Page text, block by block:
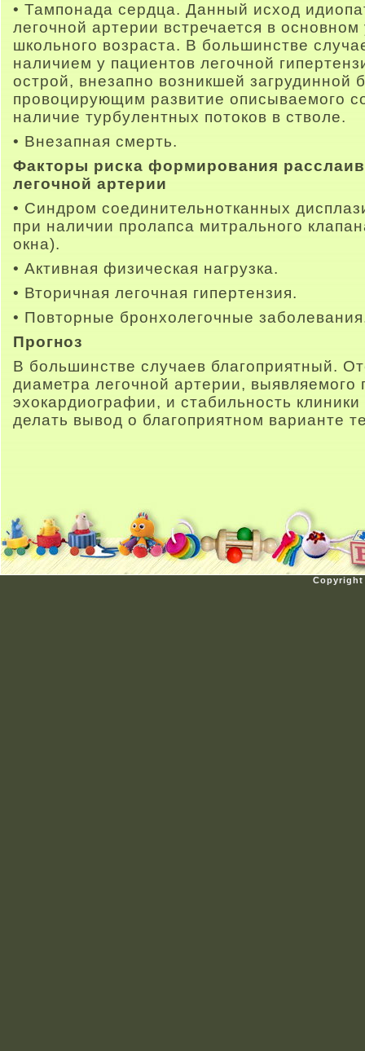
• Тампонада сердца. Данный исход
легочной артерии встречается в
школьного возраста. В большинстве
наличием у пациентов легочной
острой, внезапно возникшей загрудинной
провоцирующим развитие описываемого
наличие турбулентных потоков в стволе.
• Внезапная смерть.
Факторы риска формирования
легочной артерии
• Синдром соединительнотканных
при наличии пролапса митрального
окна).
• Активная физическая нагрузка.
• Вторичная легочная гипертензия.
• Повторные бронхолегочные
Прогноз
В большинстве случаев благоприятный.
диаметра легочной артерии, выявляемого
эхокардиографии, и стабильность
делать вывод о благоприятном варианте